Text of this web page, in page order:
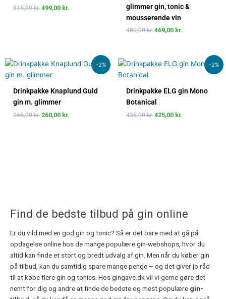
515,00kr. 499,00 kr.
glimmer gin, tonic &
mousserende vin
480,00kr. 469,00 kr.
-2%
Drinkpakke Knaplund Guld
gin m. glimmer
266,00kr.
Den
oprindelige
pris
266,00 kr..
260,00 kr.
Den
260,00 kr..
-2%
Drinkpakke ELG gin Mono
Botanical
435,00kr.
Den
oprindelige
435,00 kr..
425,00 kr.
Den
aktuelle
425,00 kr..
Find de bedste tilbud på gin online
Er du vild med en god gin og tonic? Så er det bare med at gå på
opdagelse online hos de mange populære gin-webshops, hvor du
altid kan finde et stort og bredt udvalg af gin. Men når du køber gin
på tilbud, kan du samtidig spare mange penge – og det giver jo råd
til at købe flere gin og tonics. Hos gingave.dk vil vi gerne gøre det
nemt for dig og andre at finde de bedste og mest populære gin-